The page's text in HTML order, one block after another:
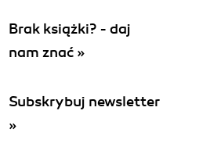
Brak książki? - daj
nam znać »
Subskrybuj newsletter
»